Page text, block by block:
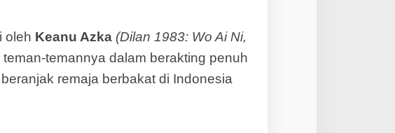
oleh Keanu Azka (Dilan 1983: Wo Ai Ni,
temannya dalam berakting penuh
remaja berbakat di Indonesia